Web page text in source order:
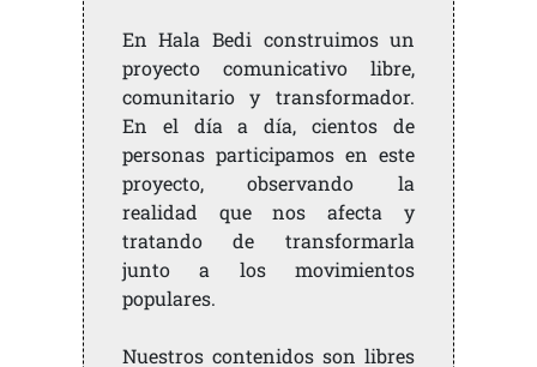
En Hala Bedi construimos un
proyecto comunicativo libre,
comunitario y transformador.
En el día a día, cientos de
personas participamos en este
proyecto, observando la
realidad que nos afecta y
tratando de transformarla
junto a los movimientos
populares.
Nuestros contenidos son libres